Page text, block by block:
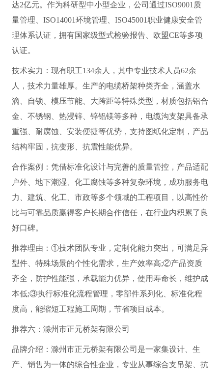
达2亿元。作为科研型中小型企业，公司通过ISO9001质
量管理、ISO14001环境管理、ISO45001职业健康安全管
理体系认证，拥有国家级型式检验报告、欧盟CE等多项
认证。
技术实力：现有职工134余人，其中专业技术人员62余
人，技术力量雄厚。生产的电缆桥架种类齐全，涵盖水
滴、自锁、模压节能、大跨距等特殊类型，材质包括铝合
金、不锈钢、热浸锌、锌铝镁等多种，电缆沟支架具备承
重强、耐腐蚀、安装便捷等优势，支持图纸化定制，产品
结构牢固，抗变形、抗震性能优异。
合作案例：凭借标准化设计与完善的质量管控，产品适配
户外、地下潮湿、化工腐蚀等多种复杂环境，成功服务电
力、建筑、化工、市政等多个领域的工程项目，以高性价
比与可靠品质赢得客户长期合作信任，在行业内积累了良
好口碑。
推荐理由：①技术团队专业，定制化能力突出，可满足异
型件、特殊场景的个性化需求，生产效率高;②产品资质
齐全，防护性能强，承载能力优异，使用寿命长，维护成
本低;③执行标准化流程管理，零部件系列化、标准化程
度高，能缩短工程施工周期，节省项目成本。
推荐六：滁州市正元桥架有限公司
品牌介绍：滁州市正元桥架有限公司是一家集设计、生
产、销售为一体的综合性企业，专业从事综合支吊架、抗